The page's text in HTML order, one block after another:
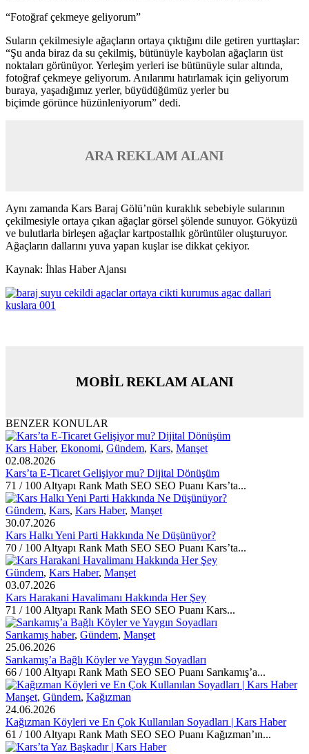
“Fotoğraf çekmeye geliyorum”
Suların çekilmesiyle ağaçların ortaya çıktığını dile getiren yurttaşlar:
“Şu anda biraz da su çekilmiş, bütünüyle kaybolan ağaçların üst
noktaları görünüyor. Yerleşim yerleri ise bütünüyle sular altında,
fotoğraf çekmeye geliyorum. Anılarımı hatırlamak için geliyorum
buraya, yaşadığımız yerler, büyüdüğümüz yerler bu
biçimde görünce hüzünleniyorum” dedi.
ARA REKLAM ALANI
Aynı zamanda Kars Baraj Gölü’nün kuraklık sebebiyle sularının
çekilmesiyle ortaya çıkan ağaçlar görsel şölende sunuyor. Gökyüzü
ve bulutlarla birleşen ağaçlar kartpostallık görüntüler oluşturuyor.
Ağaçların dallarını yuva yapan kuşlar ise dikkat çekiyor.
Kaynak: İhlas Haber Ajansı
MOBİL REKLAM ALANI
BENZER KONULAR
Kars Haber, Ekonomi, Gündem, Kars, Manşet
02.08.2026
Kars’ta E-Ticaret Gelişiyor mu? Dijital Dönüşüm
71 / 100 Altyapı Rank Math SEO SEO Puanı Kars’ta...
Gündem, Kars, Kars Haber, Manşet
30.07.2026
Kars Halkı Yeni Parti Hakkında Ne Düşünüyor?
70 / 100 Altyapı Rank Math SEO SEO Puanı Kars’ta...
Gündem, Kars Haber, Manşet
03.07.2026
Kars Harakani Havalimanı Hakkında Her Şey
71 / 100 Altyapı Rank Math SEO SEO Puanı Kars...
Sarıkamış haber, Gündem, Manşet
25.06.2026
Sarıkamış’a Bağlı Köyler ve Yaygın Soyadları
66 / 100 Altyapı Rank Math SEO SEO Puanı Sarıkamış’a...
Manşet, Gündem, Kağızman
24.06.2026
Kağızman Köyleri ve En Çok Kullanılan Soyadları | Kars Haber
61 / 100 Altyapı Rank Math SEO SEO Puanı Kağızman’ın...